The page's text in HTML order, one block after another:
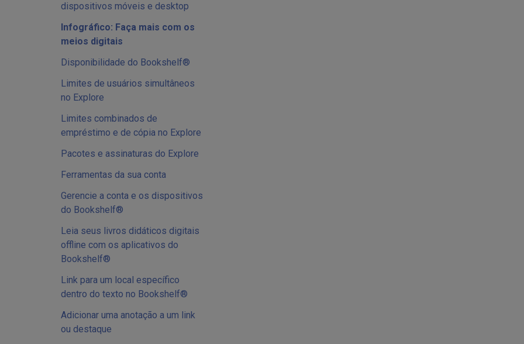
dispositivos móveis e desktop
Infográfico: Faça mais com os
meios digitais
Disponibilidade do Bookshelf®
Limites de usuários simultâneos
no Explore
Limites combinados de
empréstimo e de cópia no Explore
Pacotes e assinaturas do Explore
Ferramentas da sua conta
Gerencie a conta e os dispositivos
do Bookshelf®
Leia seus livros didáticos digitais
offline com os aplicativos do
Bookshelf®
Link para um local específico
dentro do texto no Bookshelf®
Adicionar uma anotação a um link
ou destaque